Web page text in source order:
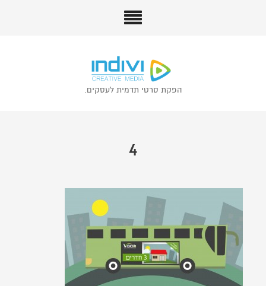
הפקת סרטי תדמית לעסקים.
4